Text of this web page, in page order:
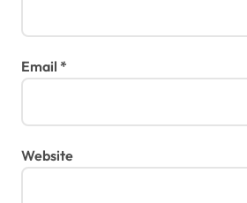
Email *
Website